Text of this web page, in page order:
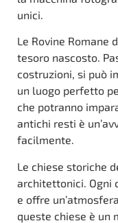
unici.
Le Rovine Romane
tesoro nascosto.
costruzioni, si può
un luogo perfetto
che potranno
antichi resti è
facilmente.
Le chiese storiche
architettonici. Ogni
e offre
queste chiese è un